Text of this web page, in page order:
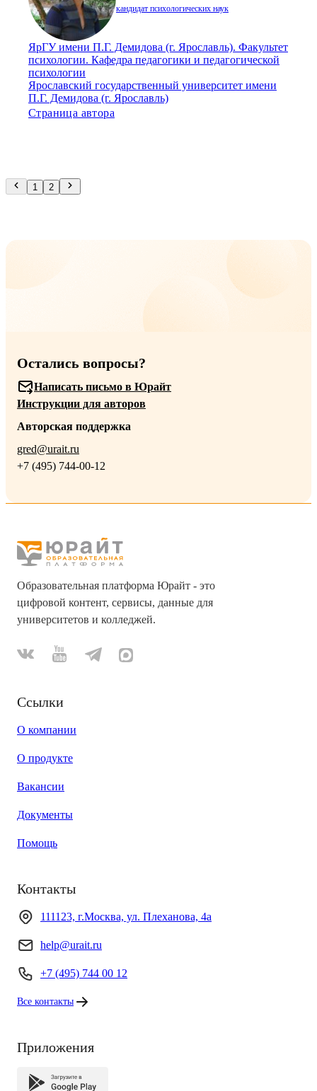
кандидат психологических наук
ЯрГУ имени П.Г. Демидова (г. Ярославль). Факультет
психологии. Кафедра педагогики и педагогической
психологии
Ярославский государственный университет имени
П.Г. Демидова (г. Ярославль)
Страница автора
1 2
Остались вопросы?
Написать письмо в Юрайт
Инструкции для авторов
Авторская поддержка
gred@urait.ru
+7 (495) 744-00-12
Образовательная платформа Юрайт - это
цифровой контент, сервисы, данные для
университетов и колледжей.
Ссылки
О компании
О продукте
Вакансии
Документы
Помощь
Контакты
111123, г.Москва, ул. Плеханова, 4а
help@urait.ru
+7 (495) 744 00 12
Все контакты
Приложения